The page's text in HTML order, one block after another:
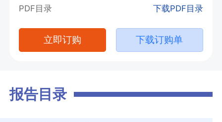
PDF目录 下载PDF目录
立即订购 下载订购单
报告目录